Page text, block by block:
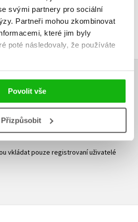
svými partnery pro sociální
Partneři mohou zkombinovat
které jim byly
poté následovaly, že používáte
Povolit vše
Přizpůsobit
žádná uživatelská hodnocení.
vkládat pouze registrovaní uživatelé